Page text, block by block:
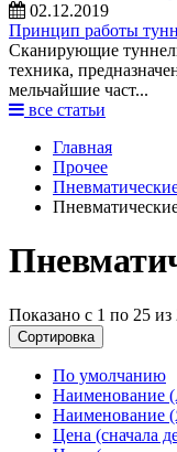
02.12.2019
Принцип работы
Сканирующие
техника,
мельчайшие част...
все статьи
Главная
Прочее
Показано с 1 по 25
Сортировка
По умолчанию
Наименование
Наименование
Цена (сначала